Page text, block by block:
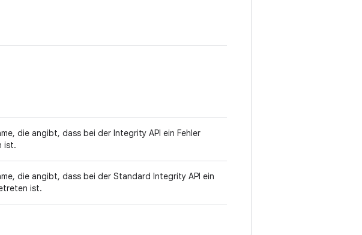
die angibt, dass bei der Integrity API ein Fehler
ist.
die angibt, dass bei der Standard Integrity API ein
ist.